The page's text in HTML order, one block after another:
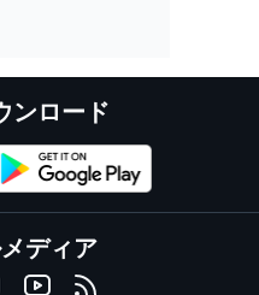
ンロード
ディア